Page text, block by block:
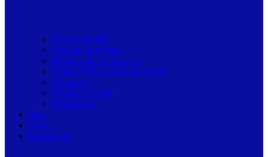
Toate articolele
Viziune de primar
Resurse pentru primarii
Politici Urbane & Guvernanta
Dialoguri
Profil de Primar
Podcast-uri
Stiri
Oferte
Despre noi